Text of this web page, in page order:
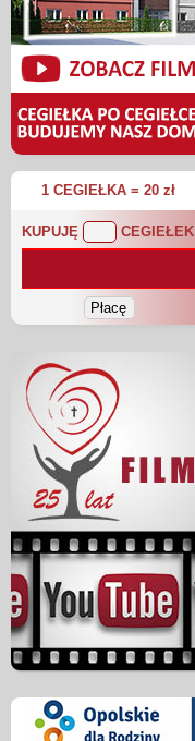
1 CEGIEŁKA = 20 zł
KUPUJĘ CEGIEŁEK